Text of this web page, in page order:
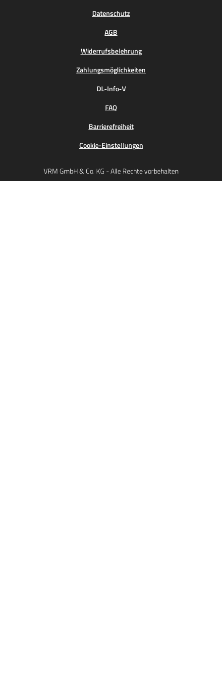
Datenschutz
AGB
Widerrufsbelehrung
Zahlungsmöglichkeiten
DL-Info-V
FAQ
Barrierefreiheit
Cookie-Einstellungen
VRM GmbH & Co. KG - Alle Rechte vorbehalten